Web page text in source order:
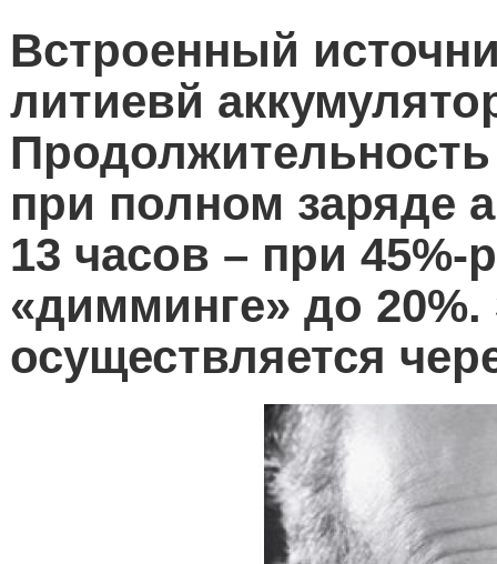
Встроенный
литиевй
при полном заряде
13 часов – при
«димминге» до 20%.
осуществляется